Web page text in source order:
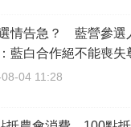
情告急？ 藍營參選
藍白合作絕不能喪失
04 11:28